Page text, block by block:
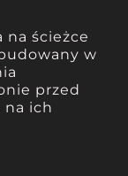
ścieżce
w
przed
na ich